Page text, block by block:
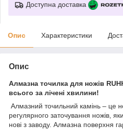
Доступна доставка
Опис Характеристики
Опис
Алмазна точилка для ножів
всього за лічені хвилини!
Алмазний точильний камінь – це
регулярного заточування ножів,
нові з заводу. Алмазна поверхня